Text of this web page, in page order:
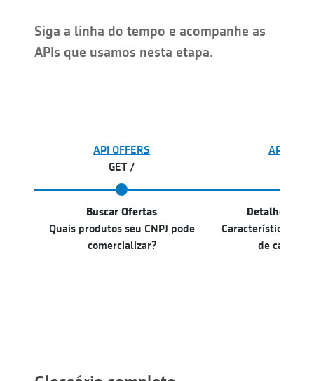
Siga a linha do tempo e acompanhe as
APIs que usamos nesta etapa.
API OFFERS
GET /
Buscar Ofertas
Quais produtos seu CNPJ pode
comercializar?
API
Detalhes do
Características
de cada